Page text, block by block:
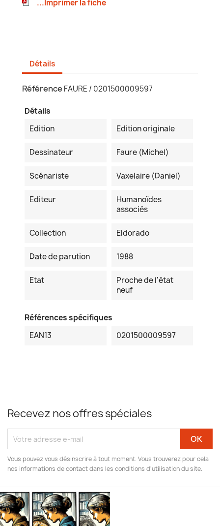
...Imprimer la fiche
Détails
Référence FAURE / 0201500009597
Détails
Edition
Edition originale
Dessinateur Faure (Michel)
Scénariste Vaxelaire (Daniel)
Editeur
Humanoïdes
associés
Collection Eldorado
Date de parution 1988
Etat
Proche de l'état
neuf
Références spécifiques
EAN13
0201500009597
Recevez nos offres spéciales
Vous pouvez vous désinscrire à tout moment. Vous trouverez pour cela
nos informations de contact dans les conditions d'utilisation du site.